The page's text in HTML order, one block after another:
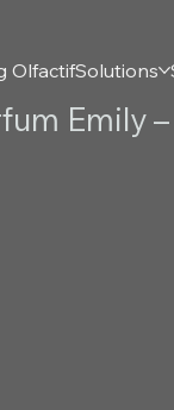
OlfactifSolutions
Emily